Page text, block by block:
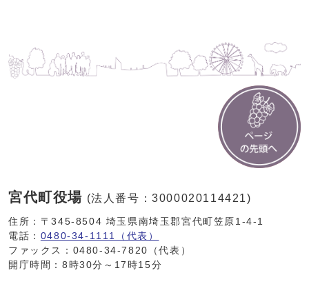
宮代町役場 (法人番号：3000020114421)
住所：〒345-8504 埼玉県南埼玉郡宮代町笠原1-4-1
電話： 0480-34-1111（代表）
ファックス：0480-34-7820（代表）
開庁時間：8時30分～17時15分